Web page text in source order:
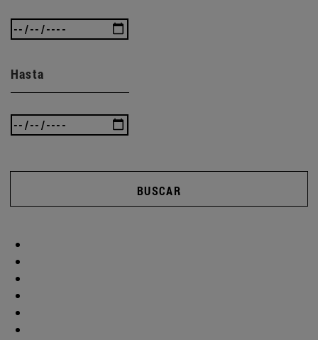
Hasta
BUSCAR